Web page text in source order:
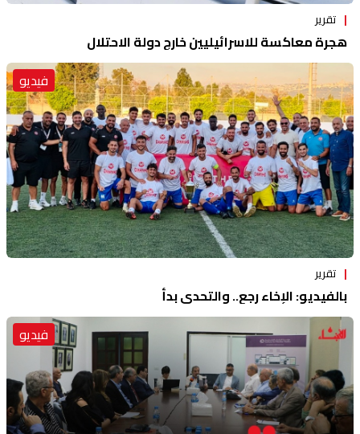
تقرير
هجرة معاكسة للاسرائيليين خارج دولة الاحتلال
فيديو
تقرير
بالفيديو: الإخاء رجع.. والتحدي بدأ
فيديو